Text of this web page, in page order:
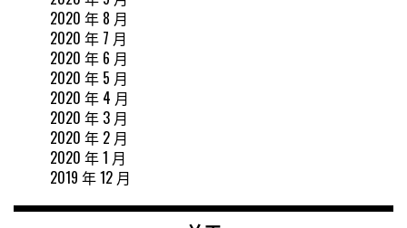
2020 年 8 月
2020 年 7 月
2020 年 6 月
2020 年 5 月
2020 年 4 月
2020 年 3 月
2020 年 2 月
2020 年 1 月
2019 年 12 月